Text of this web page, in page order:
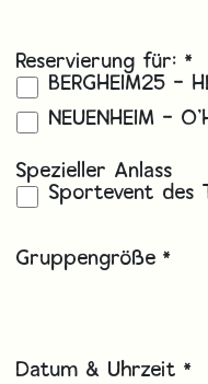
Reservierung für: *
BERGHEIM25 -
NEUENHEIM -
Spezieller Anlass
Sportevent des
Gruppengröße *
Datum & Uhrzeit *